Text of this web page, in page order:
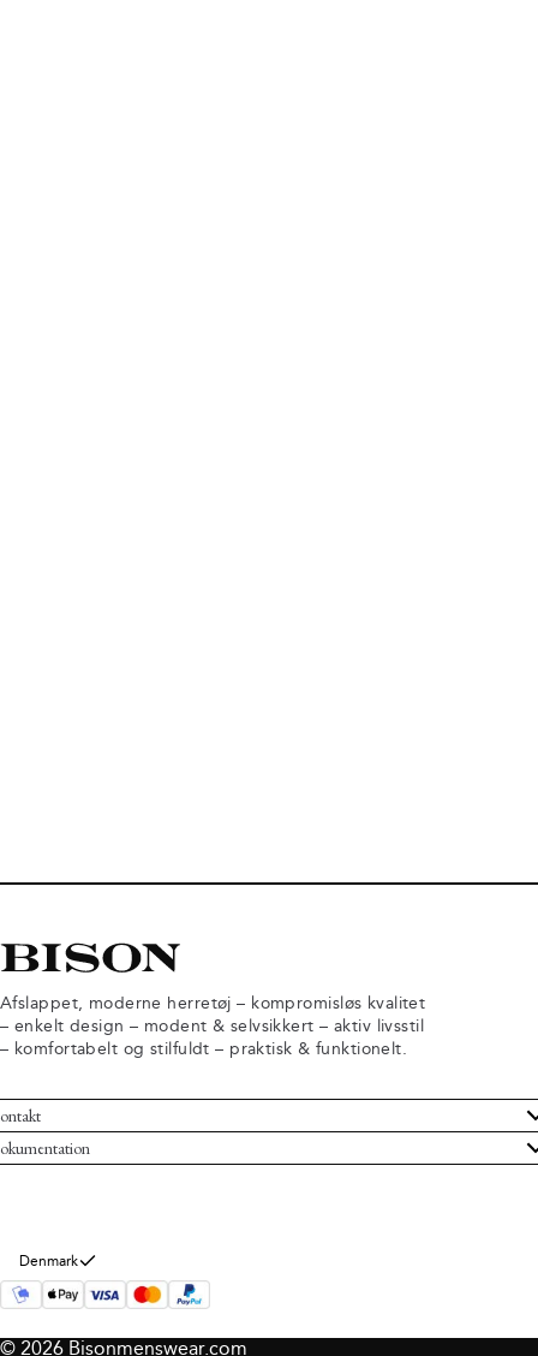
Afslappet, moderne herretøj – kompromisløs kvalitet
– enkelt design – modent & selvsikkert – aktiv livsstil
– komfortabelt og stilfuldt – praktisk & funktionelt.
Bisoninformation
Denmark
© 2026 Bisonmenswear.com